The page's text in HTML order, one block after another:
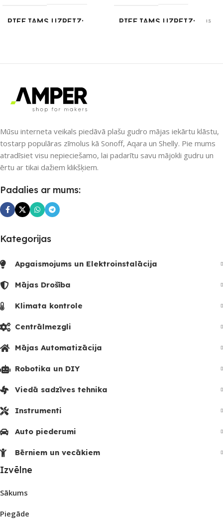
PIEEJAMS UZREIZ
SKAITS
PIEEJAMS UZREIZ Jā
SKAITS
Mūsu interneta veikals piedāvā plašu gudro mājas iekārtu klāstu,
tostarp populāras zīmolus kā Sonoff, Aqara un Shelly. Pie mums
atradīsiet visu nepieciešamo, lai padarītu savu mājokli gudru un
ērtu ar tikai dažiem klikšķiem.
Padalies ar mums:
Kategorijas
Apgaismojums un Elektroinstalācija
Mājas Drošība
Klimata kontrole
Centrālmezgli
Mājas Automatizācija
Robotika un DIY
Viedā sadzīves tehnika
Instrumenti
Auto piederumi
Bērniem un vecākiem
Izvēlne
Sākums
Piegāde